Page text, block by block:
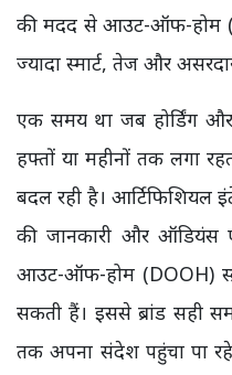
की मदद से आउट-ऑफ-होम
ज्यादा स्मार्ट, तेज और
एक समय था जब होर्डिंग और
हफ्तों या महीनों तक लगा
बदल रही है। आर्टिफिशियल
की जानकारी और ऑडियंस
आउट-ऑफ-होम (DOOH)
सकती हैं। इससे ब्रांड सही
तक अपना संदेश पहुंचा पा